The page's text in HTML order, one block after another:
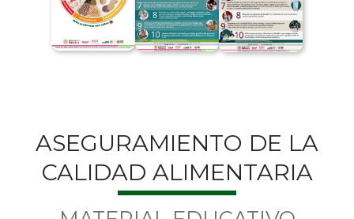
ASEGURAMIENTO DE LA
CALIDAD ALIMENTARIA